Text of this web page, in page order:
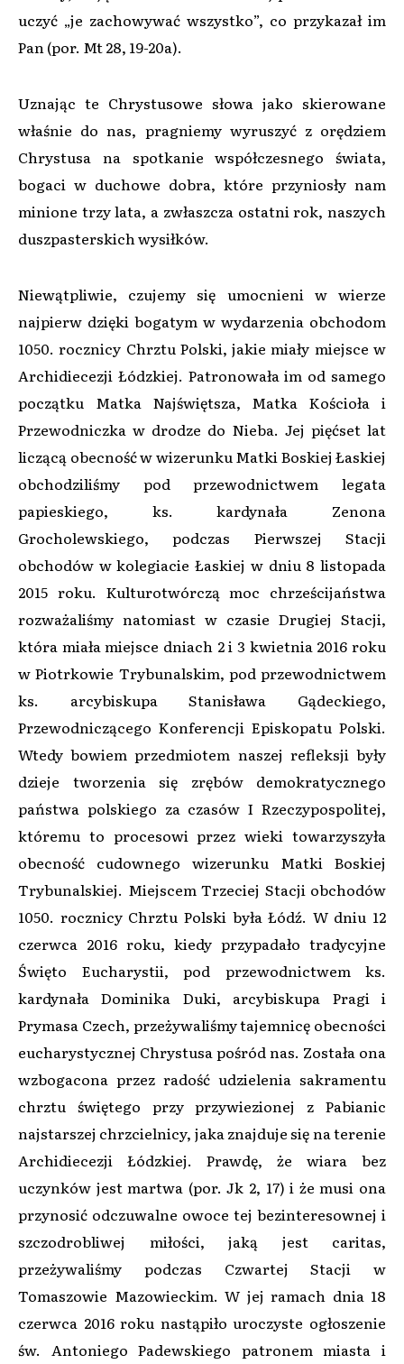
uczyć „je zachowywać wszystko”, co przykazał im
Pan (por. Mt 28, 19-20a).
Uznając te Chrystusowe słowa jako skierowane
właśnie do nas, pragniemy wyruszyć z orędziem
Chrystusa na spotkanie współczesnego świata,
bogaci w duchowe dobra, które przyniosły nam
minione trzy lata, a zwłaszcza ostatni rok, naszych
duszpasterskich wysiłków.
Niewątpliwie, czujemy się umocnieni w wierze
najpierw dzięki bogatym w wydarzenia obchodom
1050. rocznicy Chrztu Polski, jakie miały miejsce w
Archidiecezji Łódzkiej. Patronowała im od samego
początku Matka Najświętsza, Matka Kościoła i
Przewodniczka w drodze do Nieba. Jej pięćset lat
liczącą obecność w wizerunku Matki Boskiej Łaskiej
obchodziliśmy pod przewodnictwem legata
papieskiego, ks. kardynała Zenona
Grocholewskiego, podczas Pierwszej Stacji
obchodów w kolegiacie Łaskiej w dniu 8 listopada
2015 roku. Kulturotwórczą moc chrześcijaństwa
rozważaliśmy natomiast w czasie Drugiej Stacji,
która miała miejsce dniach 2 i 3 kwietnia 2016 roku
w Piotrkowie Trybunalskim, pod przewodnictwem
ks. arcybiskupa Stanisława Gądeckiego,
Przewodniczącego Konferencji Episkopatu Polski.
Wtedy bowiem przedmiotem naszej refleksji były
dzieje tworzenia się zrębów demokratycznego
państwa polskiego za czasów I Rzeczypospolitej,
któremu to procesowi przez wieki towarzyszyła
obecność cudownego wizerunku Matki Boskiej
Trybunalskiej. Miejscem Trzeciej Stacji obchodów
1050. rocznicy Chrztu Polski była Łódź. W dniu 12
czerwca 2016 roku, kiedy przypadało tradycyjne
Święto Eucharystii, pod przewodnictwem ks.
kardynała Dominika Duki, arcybiskupa Pragi i
Prymasa Czech, przeżywaliśmy tajemnicę obecności
eucharystycznej Chrystusa pośród nas. Została ona
wzbogacona przez radość udzielenia sakramentu
chrztu świętego przy przywiezionej z Pabianic
najstarszej chrzcielnicy, jaka znajduje się na terenie
Archidiecezji Łódzkiej. Prawdę, że wiara bez
uczynków jest martwa (por. Jk 2, 17) i że musi ona
przynosić odczuwalne owoce tej bezinteresownej i
szczodrobliwej miłości, jaką jest caritas,
przeżywaliśmy podczas Czwartej Stacji w
Tomaszowie Mazowieckim. W jej ramach dnia 18
czerwca 2016 roku nastąpiło uroczyste ogłoszenie
św. Antoniego Padewskiego patronem miasta i